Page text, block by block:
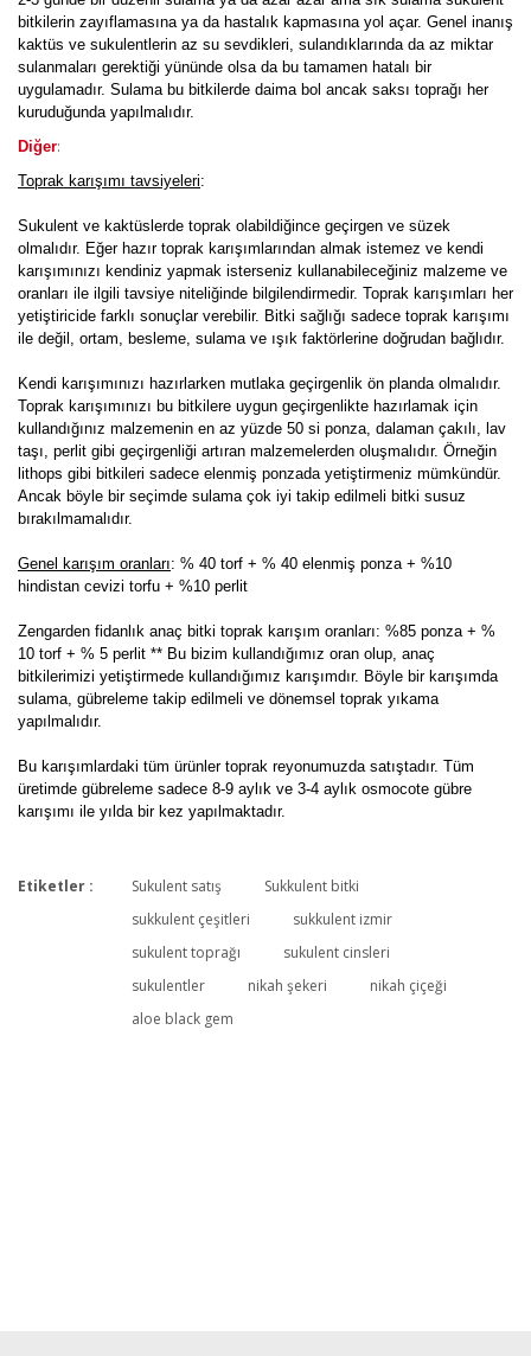
bitkilerin zayıflamasına ya da hastalık kapmasına yol açar. Genel inanış
kaktüs ve sukulentlerin az su sevdikleri, sulandıklarında da az miktar
sulanmaları gerektiği yününde olsa da bu tamamen hatalı bir
uygulamadır. Sulama bu bitkilerde daima bol ancak saksı toprağı her
kuruduğunda yapılmalıdır.
Diğer:
Toprak karışımı tavsiyeleri:
Sukulent ve kaktüslerde toprak olabildiğince geçirgen ve süzek
olmalıdır. Eğer hazır toprak karışımlarından almak istemez ve kendi
karışımınızı kendiniz yapmak isterseniz kullanabileceğiniz malzeme ve
oranları ile ilgili tavsiye niteliğinde bilgilendirmedir. Toprak karışımları her
yetiştiricide farklı sonuçlar verebilir. Bitki sağlığı sadece toprak karışımı
ile değil, ortam, besleme, sulama ve ışık faktörlerine doğrudan bağlıdır.
Kendi karışımınızı hazırlarken mutlaka geçirgenlik ön planda olmalıdır.
Toprak karışımınızı bu bitkilere uygun geçirgenlikte hazırlamak için
kullandığınız malzemenin en az yüzde 50 si ponza, dalaman çakılı, lav
taşı, perlit gibi geçirgenliği artıran malzemelerden oluşmalıdır. Örneğin
lithops gibi bitkileri sadece elenmiş ponzada yetiştirmeniz mümkündür.
Ancak böyle bir seçimde sulama çok iyi takip edilmeli bitki susuz
bırakılmamalıdır.
Genel karışım oranları: % 40 torf + % 40 elenmiş ponza + %10
hindistan cevizi torfu + %10 perlit
Zengarden fidanlık anaç bitki toprak karışım oranları: %85 ponza + %
10 torf + % 5 perlit ** Bu bizim kullandığımız oran olup, anaç
bitkilerimizi yetiştirmede kullandığımız karışımdır. Böyle bir karışımda
sulama, gübreleme takip edilmeli ve dönemsel toprak yıkama
yapılmalıdır.
Bu karışımlardaki tüm ürünler toprak reyonumuzda satıştadır. Tüm
üretimde gübreleme sadece 8-9 aylık ve 3-4 aylık osmocote gübre
karışımı ile yılda bir kez yapılmaktadır.
Bu ürüne ilk yorumu siz yapın!
Yorum Yaz
Etiketler : Sukulent satış
Sukkulent bitki
sukkulent çeşitleri
sukkulent izmir
sukulent toprağı
sukulent cinsleri
sukulentler
nikah şekeri
nikah çiçeği
aloe black gem